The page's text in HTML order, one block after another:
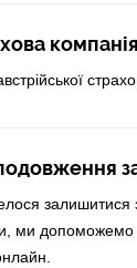
компанія
залишитися
ми допоможемо